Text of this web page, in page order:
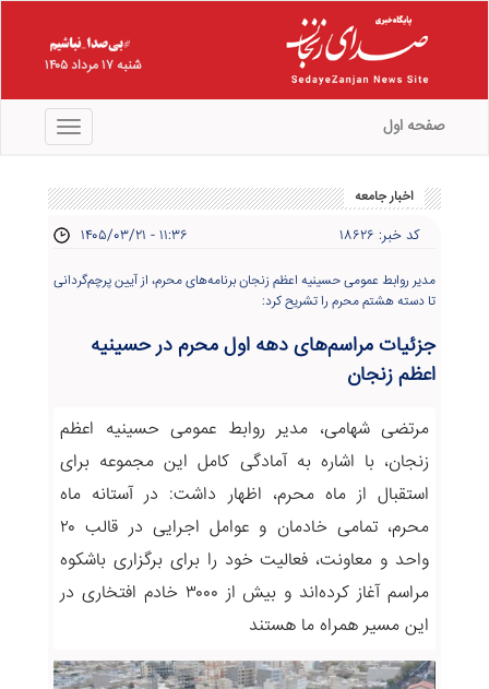
شنبه ۱۷ مرداد ۱۴۰۵
منو صفحه اول
اخبار جامعه
کد خبر: ۱۸۶۲۶ ۱۴۰۵/۰۳/۲۱ - ۱۱:۳۶
مدیر روابط عمومی حسینیه اعظم زنجان برنامه‌های محرم، از آیین پرچم‌گردانی
تا دسته هشتم محرم را تشریح کرد:
جزئیات مراسم‌های دهه اول محرم در حسینیه
اعظم زنجان
مرتضی شهامی، مدیر روابط عمومی حسینیه اعظم
زنجان، با اشاره به آمادگی کامل این مجموعه برای
استقبال از ماه محرم، اظهار داشت: در آستانه ماه
محرم، تمامی خادمان و عوامل اجرایی در قالب ۲۰
واحد و معاونت، فعالیت خود را برای برگزاری باشکوه
مراسم آغاز کرده‌اند و بیش از ۳۰۰۰ خادم افتخاری در
این مسیر همراه ما هستند